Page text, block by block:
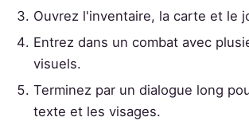
Ouvrez l'inventaire, la carte et le
Entrez dans un combat avec
visuels.
Terminez par un dialogue long
texte et les visages.